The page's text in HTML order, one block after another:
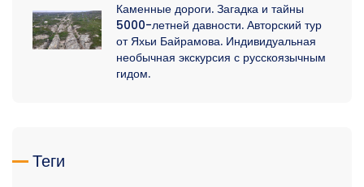
Каменные дороги. Загадка и тайны
5000-летней давности. Авторский тур
от Яхьи Байрамова. Индивидуальная
необычная экскурсия с русскоязычным
гидом.
Теги